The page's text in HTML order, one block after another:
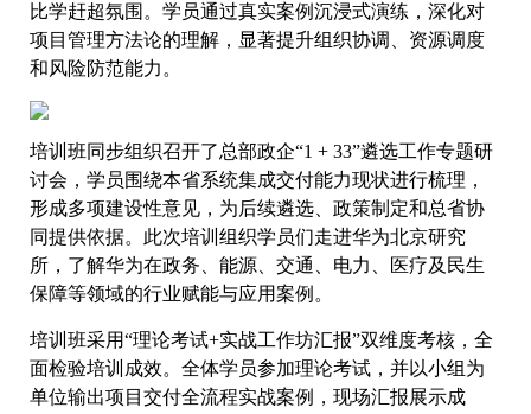
比学赶超氛围。学员通过真实案例沉浸式演练，深化对
项目管理方法论的理解，显著提升组织协调、资源调度
和风险防范能力。
培训班同步组织召开了总部政企“1 + 33”遴选工作专题研
讨会，学员围绕本省系统集成交付能力现状进行梳理，
形成多项建设性意见，为后续遴选、政策制定和总省协
同提供依据。此次培训组织学员们走进华为北京研究
所，了解华为在政务、能源、交通、电力、医疗及民生
保障等领域的行业赋能与应用案例。
培训班采用“理论考试+实战工作坊汇报”双维度考核，全
面检验培训成效。全体学员参加理论考试，并以小组为
单位输出项目交付全流程实战案例，现场汇报展示成